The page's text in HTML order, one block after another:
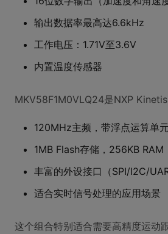
输出数据率最高达6.6kHz
工作电压：1.71V至3.6V
内置温度传感器
MKV58F1M0VLQ24是NXP
120MHz主频，带浮点运算单元
1MB Flash存储，256KB RAM
丰富的外设接口（SPI/I2C/
适合实时信号处理的应用场景
这个组合特别适合需要高精度运动